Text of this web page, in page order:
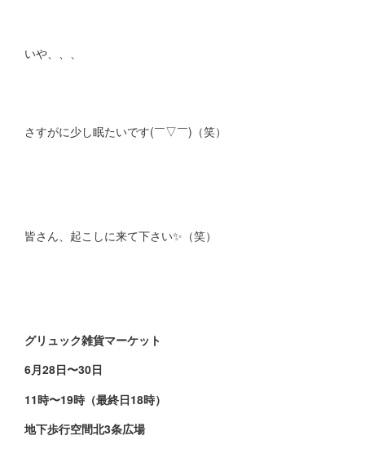
いや、、、
さすがに少し眠たいです(￣▽￣)（笑）
皆さん、起こしに来て下さい✨（笑）
グリュック雑貨マーケット
6月28日〜30日
11時〜19時（最終日18時）
地下歩行空間北3条広場